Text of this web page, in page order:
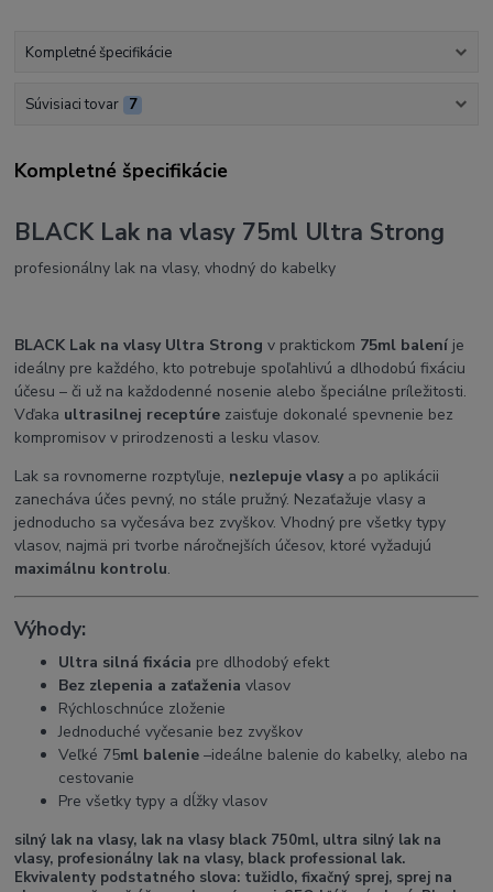
Kompletné špecifikácie
Súvisiaci tovar 7
Kompletné špecifikácie
BLACK Lak na vlasy 75ml Ultra Strong
profesionálny lak na vlasy, vhodný do kabelky
BLACK Lak na vlasy Ultra Strong v praktickom 75ml balení je
ideálny pre každého, kto potrebuje spoľahlivú a dlhodobú fixáciu
účesu – či už na každodenné nosenie alebo špeciálne príležitosti.
Vďaka ultrasilnej receptúre zaisťuje dokonalé spevnenie bez
kompromisov v prirodzenosti a lesku vlasov.
Lak sa rovnomerne rozptyľuje, nezlepuje vlasy a po aplikácii
zanecháva účes pevný, no stále pružný. Nezaťažuje vlasy a
jednoducho sa vyčesáva bez zvyškov. Vhodný pre všetky typy
vlasov, najmä pri tvorbe náročnejších účesov, ktoré vyžadujú
maximálnu kontrolu.
Výhody:
Ultra silná fixácia pre dlhodobý efekt
Bez zlepenia a zaťaženia vlasov
Rýchloschnúce zloženie
Jednoduché vyčesanie bez zvyškov
Veľké 75ml balenie –ideálne balenie do kabelky, alebo na
cestovanie
Pre všetky typy a dĺžky vlasov
silný lak na vlasy, lak na vlasy black 750ml, ultra silný lak na
vlasy, profesionálny lak na vlasy, black professional lak.
Ekvivalenty podstatného slova: tužidlo, fixačný sprej, sprej na